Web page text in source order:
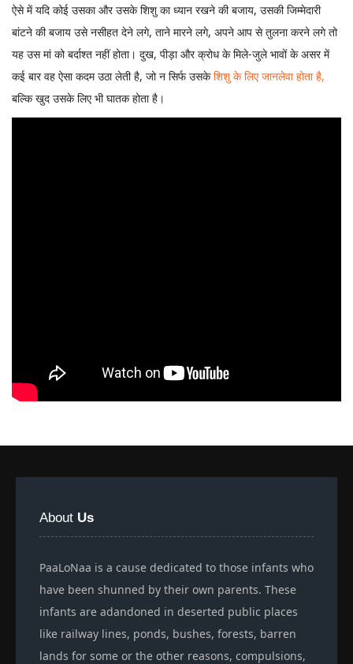
ऐसे में यदि कोई उसका और उसके शिशु का ध्यान रखने की बजाय, उसकी जिम्मेदारी
बांटने की बजाय उसे नसीहत देने लगे, ताने मारने लगे, अपने आप से तुलना करने लगे तो
यह उस मां को बर्दाश्त नहीं होता। दुख, पीड़ा और क्रोध के मिले-जुले भावों के असर में
कई बार वह ऐसा कदम उठा लेती है, जो न सिर्फ उसकेशिशु के लिए जानलेवा होता है,
बल्कि खुद उसके लिए भी घातक होता है।
About Us
PaaLoNaa is a cause dedicated to those infants who
have been shunned by their own parents. These
infants are adandoned in deserted public places
like railway lines, ponds, bushes, forests, barren
lands for some or the other reasons, compulsions,